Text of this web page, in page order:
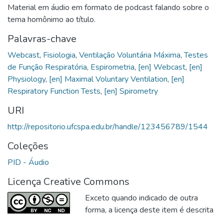
Material em áudio em formato de podcast falando sobre o
tema homônimo ao título.
Palavras-chave
Webcast, Fisiologia, Ventilação Voluntária Máxima,Testes
de Função Respiratória, Espirometria, [en] Webcast, [en]
Physiology, [en] Maximal Voluntary Ventilation, [en]
Respiratory Function Tests, [en] Spirometry
URI
http://repositorio.ufcspa.edu.br/handle/123456789/1544
Coleções
PID - Áudio
Licença Creative Commons
Exceto quando indicado de outra
forma, a licença deste item é descrita